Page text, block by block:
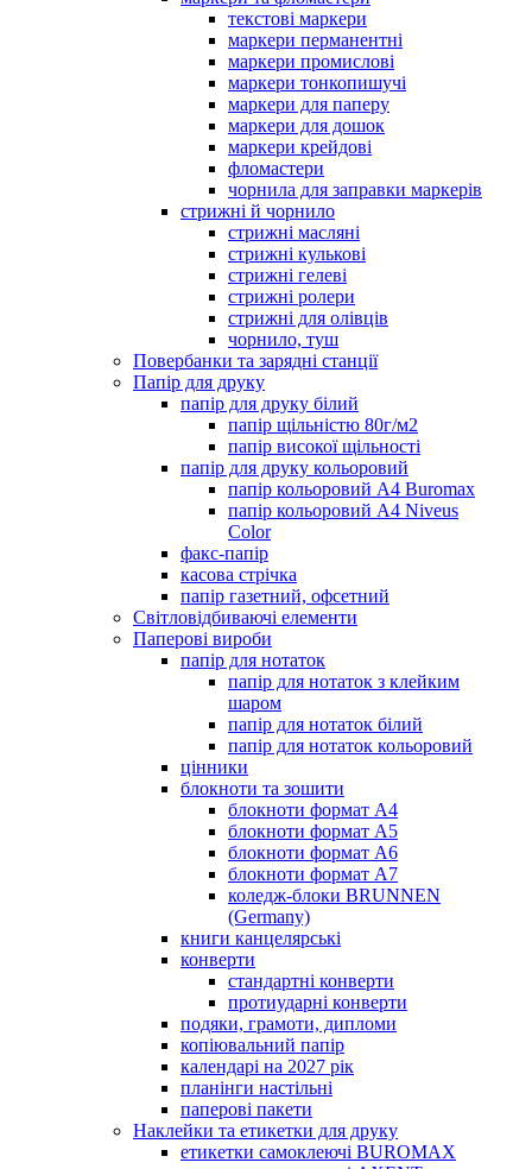
текстові маркери
маркери перманентні
маркери промислові
маркери тонкопишучі
маркери для паперу
маркери для дошок
маркери крейдові
фломастери
чорнила для заправки маркерів
стрижні й чорнило
стрижні масляні
стрижні кулькові
стрижні гелеві
стрижні ролери
стрижні для олівців
чорнило, туш
Повербанки та зарядні станції
Папір для друку
папір для друку білий
папір щільністю 80г/м2
папір високої щільності
папір для друку кольоровий
папір кольоровий А4 Buromax
папір кольоровий А4 Niveus
Color
факс-папір
касова стрічка
папір газетний, офсетний
Світловідбиваючі елементи
Паперові вироби
папір для нотаток
папір для нотаток з клейким
шаром
папір для нотаток білий
папір для нотаток кольоровий
цінники
блокноти та зошити
блокноти формат А4
блокноти формат А5
блокноти формат А6
блокноти формат А7
коледж-блоки BRUNNEN
(Germany)
книги канцелярські
конверти
стандартні конверти
протиударні конверти
подяки, грамоти, дипломи
копіювальний папір
календарі на 2027 рік
планінги настільні
паперові пакети
Наклейки та етикетки для друку
етикетки самоклеючі BUROMAX